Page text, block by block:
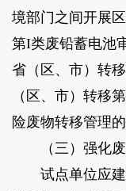
境部门之间开展
第I类废铅蓄电池
省（区、市）转
（区、市）转移
险废物转移管理的
（三）强化废
试点单位应建